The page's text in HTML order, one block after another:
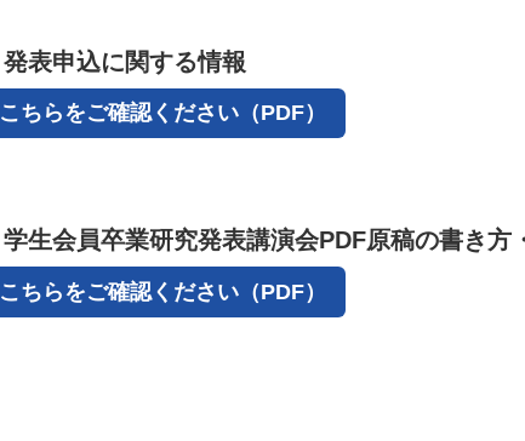
発表申込に関する情報
こちらをご確認ください（PDF）
学生会員卒業研究発表講演会PDF原稿の書き方
こちらをご確認ください（PDF）